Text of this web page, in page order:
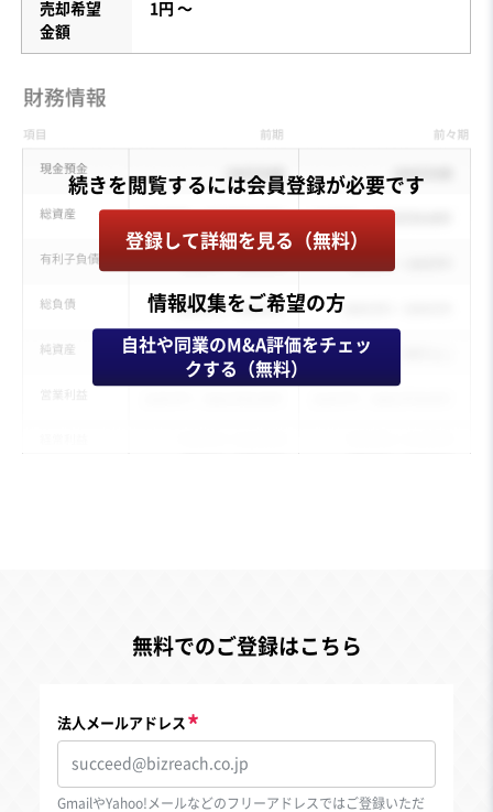
売却希望
金額
1円 〜
登録して詳細を見る（無料）
情報収集をご希望の方
自社や同業のM&A評価をチェッ
クする（無料）
無料でのご登録はこちら
法人メールアドレス
GmailやYahoo!メールなどのフリーアドレスではご登録いただ